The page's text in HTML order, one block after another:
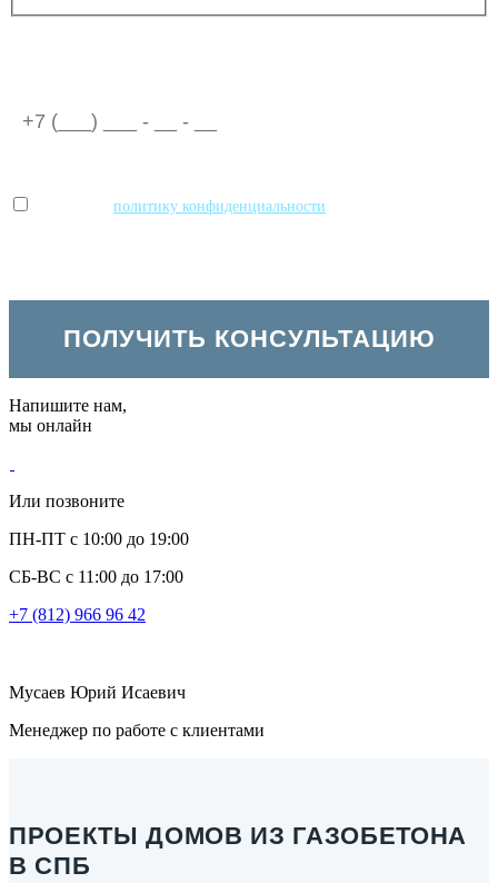
политику конфиденциальности
Напишите нам,
мы онлайн
Или позвоните
ПН-ПТ с 10:00 до 19:00
СБ-ВС с 11:00 до 17:00
+7 (812) 966 96 42
Мусаев Юрий Исаевич
Менеджер по работе с клиентами
ПРОЕКТЫ ДОМОВ ИЗ ГАЗОБЕТОНА
В СПБ